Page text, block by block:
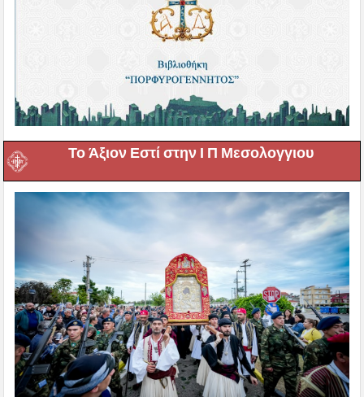
Το Άξιον Εστί στην Ι Π Μεσολογγιου